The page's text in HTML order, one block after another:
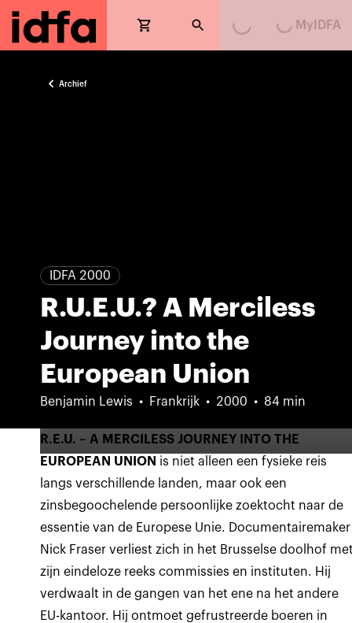
Loading...Loading...
MyIDFA
Archief
IDFA 2000
R.U.E.U.? A Merciless
Journey into the
European Union
Benjamin Lewis Frankrijk 2000 84 min
R.E.U. – A MERCILESS JOURNEY INTO THE
EUROPEAN UNION is niet alleen een fysieke reis
langs verschillende landen, maar ook een
zinsbegoochelende persoonlijke zoektocht naar de
essentie van de Europese Unie. Documentairemaker
Nick Fraser verliest zich in het Brusselse doolhof
zijn eindeloze reeks commissies en instituten. Hij
verdwaalt in de gangen van het ene na het andere
EU-kantoor. Hij ontmoet gefrustreerde boeren in